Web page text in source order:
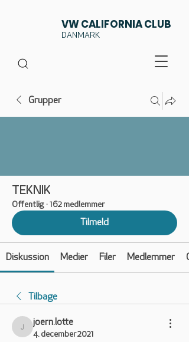
VW CALIFORNIA CLUB
DANMARK
Grupper
TEKNIK
Offentlig · 162 medlemmer
Tilmeld
Diskussion Medier Filer Medlemmer
Tilbage
joern.lotte
joern.lotte
4. december 2021